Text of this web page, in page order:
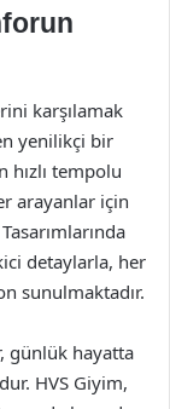
karşılamak
yenilikçi bir
hızlı tempolu
arayanlar için
detaylarla, her
sunulmaktadır.
günlük hayatta
HVS Giyim,